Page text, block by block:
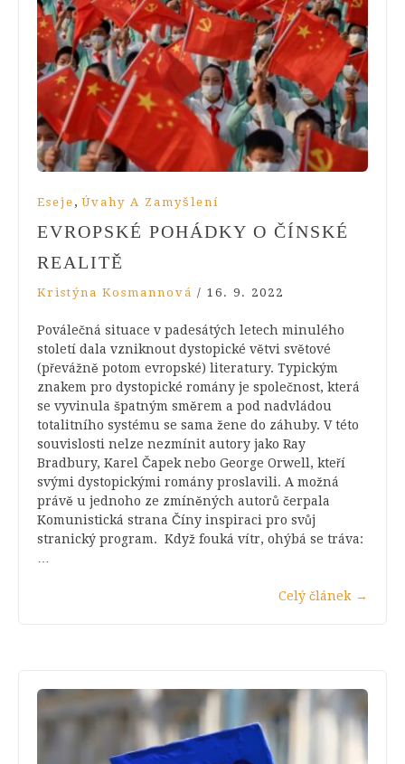
Eseje , Úvahy A Zamyšlení
EVROPSKÉ POHÁDKY O ČÍNSKÉ
REALITĚ
Kristýna Kosmannová / 16. 9. 2022
Poválečná situace v padesátých letech minulého
století dala vzniknout dystopické větvi světové
(převážně potom evropské) literatury. Typickým
znakem pro dystopické romány je společnost, která
se vyvinula špatným směrem a pod nadvládou
totalitního systému se sama žene do záhuby. V této
souvislosti nelze nezmínit autory jako Ray
Bradbury, Karel Čapek nebo George Orwell, kteří
svými dystopickými romány proslavili. A možná
právě u jednoho ze zmíněných autorů čerpala
Komunistická strana Číny inspiraci pro svůj
stranický program. Když fouká vítr, ohýbá se tráva:
Celý článek →